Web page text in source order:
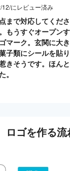
にレビュー済み
まで対応してくだ
もうすぐオープン
マーク。玄関に大
子類にシールを貼
きそうです。ほん
。
ロゴを作る流